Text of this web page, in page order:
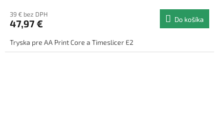
39 € bez DPH
47,97 € Do košíka
Tryska pre AA Print Core a Timeslicer E2